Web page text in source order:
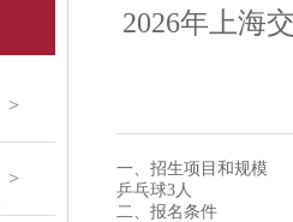
>
>
2026年上海
一、招生项目和规模
乒乓球3人
二、报名条件